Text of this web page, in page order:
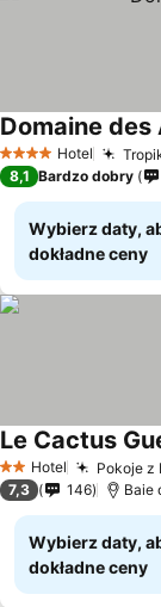
4 KategoriaHotel
Domaine des
8,1 Bardzo dobry
Wybierz daty,
dokładne ceny
2 Kategoria
Hotel Pokoje z
Le Cactus
7,3 146 Baie
Wybierz daty,
dokładne ceny